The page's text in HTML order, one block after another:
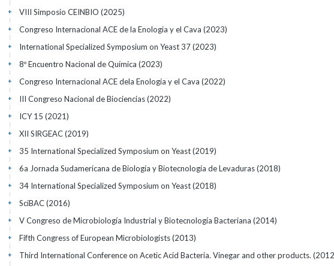
VIII Simposio CEINBIO (2025)
+
Congreso Internacional ACE de la Enologia y el Cava (2023)
+
International Specialized Symposium on Yeast 37(2023)
+
8º Encuentro Nacional de Química (2023)
+
Congreso Internacional ACE dela Enología y el Cava (2022)
+
III Congreso Nacional de Biociencias(2022)
+
ICY 15 (2021)
+
XII SIRGEAC(2019)
+
35 International Specialized Symposium on Yeast(2019)
+
6a Jornada Sudamericana de Biología y Biotecnología de Levaduras(2018)
+
34 International Specialized Symposium on Yeast(2018)
+
SciBAC(2016)
+
V Congreso de Microbiología Industrial y Biotecnología Bacteriana (2014)
+
Fifth Congress of European Microbiologists(2013)
+
Third International Conference on Acetic Acid Bacteria. Vinegar and other products.
+